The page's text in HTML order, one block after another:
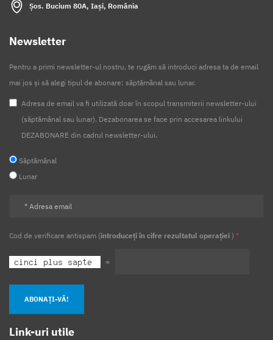
Șos. Bucium 80A, Iași, România
Newsletter
Pentru a primi newsletter-ul nostru, te rugăm să introduci adresa ta de email
mai jos și să alegi tipul de abonare: săptămânal sau lunar.
Adresa de email va fi utilizată doar în scopul transmiterii newsletter-ului
(săptămânal sau lunar). Dezabonarea se face prin accesarea linkului
DEZABONARE din cadrul newsletter-ului.
Săptămânal
Lunar
Cod de verificare antispam (introduceți în cifre rezultatul operației ) *
=
ABONAȚI-VĂ!
Link-uri utile